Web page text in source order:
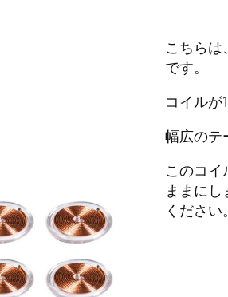
こちらは
です。
コイルが
幅広のテ
このコイ
ままに
ください。